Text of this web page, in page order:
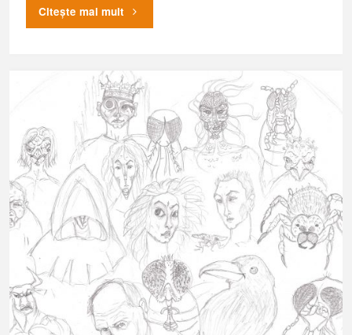
Citește mai mult "PEDALARE
GOL"